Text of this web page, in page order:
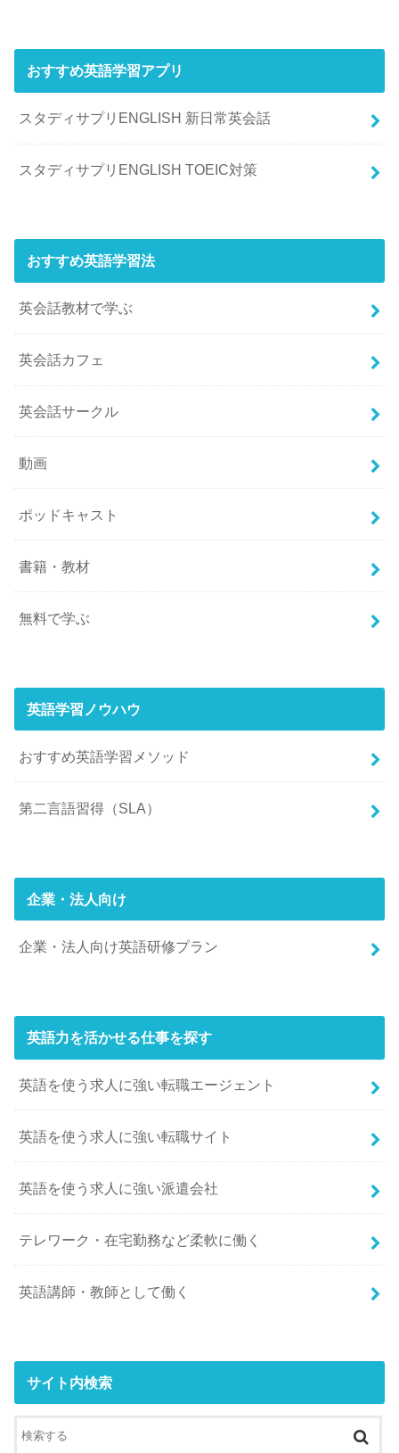
おすすめ英語学習アプリ
スタディサプリENGLISH 新日常英会話
スタディサプリENGLISH TOEIC対策
おすすめ英語学習法
英会話教材で学ぶ
英会話カフェ
英会話サークル
動画
ポッドキャスト
書籍・教材
無料で学ぶ
英語学習ノウハウ
おすすめ英語学習メソッド
第二言語習得（SLA）
企業・法人向け
企業・法人向け英語研修プラン
英語力を活かせる仕事を探す
英語を使う求人に強い転職エージェント
英語を使う求人に強い転職サイト
英語を使う求人に強い派遣会社
テレワーク・在宅勤務など柔軟に働く
英語講師・教師として働く
サイト内検索